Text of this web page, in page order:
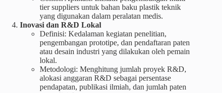
tier suppliers untuk bahan baku plastik teknik
yang digunakan dalam peralatan medis.
Inovasi dan R&D Lokal
Definisi: Kedalaman kegiatan penelitian,
pengembangan prototipe, dan pendaftaran paten
atau desain industri yang dilakukan oleh pemain
lokal.
Metodologi: Menghitung jumlah proyek R&D,
alokasi anggaran R&D sebagai persentase
pendapatan, publikasi ilmiah, dan jumlah paten